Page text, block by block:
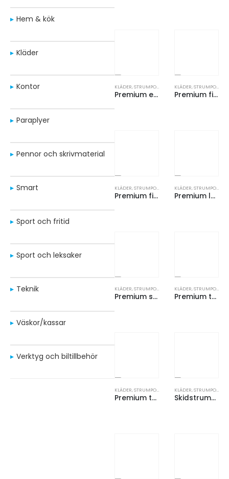
Hem & kök
Kläder
Kontor
Paraplyer
Pennor och skrivmaterial
Smart
Sport och fritid
Sport och leksaker
Teknik
Väskor/kassar
Verktyg och biltillbehör
KLÄDER,STRUMPOR
Premium eco strumpa i återvunnen bomull
KLÄDER,STRUMPOR
Premium finstickad strumpa
KLÄDER,STRUMPOR
Premium finstickad ullstrumpa
KLÄDER,STRUMPOR
Premium löpar-/träningsstrumpa
KLÄDER,STRUMPOR
Premium skidstrumpa PRO
KLÄDER,STRUMPOR
Premium tennisstrumpa
KLÄDER,STRUMPOR
Premium tennisstrumpa pro med frotté
KLÄDER,STRUMPOR
Skidstrumpa med frottézoner